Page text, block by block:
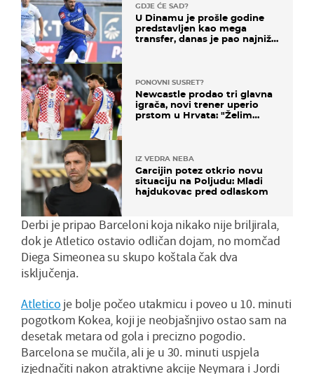
GDJE ĆE SAD?
U Dinamu je prošle godine
predstavljen kao mega
transfer, danas je pao najniže
PONOVNI SUSRET?
Newcastle prodao tri glavna
igrača, novi trener uperio
prstom u Hrvata: "Želim
IZ VEDRA NEBA
Garcijin potez otkrio novu
situaciju na Poljudu: Mladi
hajdukovac pred odlaskom
Derbi je pripao Barceloni koja nikako nije briljirala,
dok je Atletico ostavio odličan dojam, no momčad
Diega Simeonea su skupo koštala čak dva
isključenja.
Atletico je bolje počeo utakmicu i poveo u 10. minuti
pogotkom Kokea, koji je neobjašnjivo ostao sam na
desetak metara od gola i precizno pogodio.
Barcelona se mučila, ali je u 30. minuti uspjela
izjednačiti nakon atraktivne akcije Neymara i Jordi